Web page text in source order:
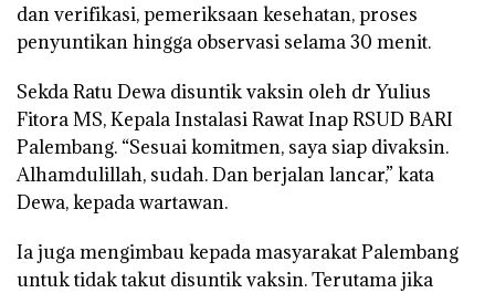
dan verifikasi, pemeriksaan kesehatan, proses
penyuntikan hingga observasi selama 30 menit.
Sekda Ratu Dewa disuntik vaksin oleh dr Yulius
Fitora MS, Kepala Instalasi Rawat Inap RSUD BARI
Palembang. “Sesuai komitmen, saya siap divaksin.
Alhamdulillah, sudah. Dan berjalan lancar,” kata
Dewa, kepada wartawan.
Ia juga mengimbau kepada masyarakat Palembang
untuk tidak takut disuntik vaksin. Terutama jika